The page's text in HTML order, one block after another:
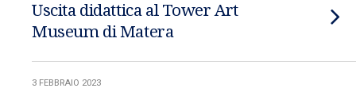
Uscita didattica al Tower Art
Museum di Matera
3 FEBBRAIO 2023